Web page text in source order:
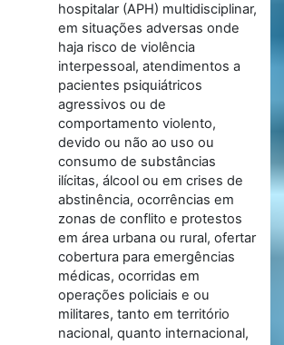
hospitalar (APH) multidisciplinar,
em situações adversas onde
haja risco de violência
interpessoal, atendimentos a
pacientes psiquiátricos
agressivos ou de
comportamento violento,
devido ou não ao uso ou
consumo de substâncias
ilícitas, álcool ou em crises de
abstinência, ocorrências em
zonas de conflito e protestos
em área urbana ou rural, ofertar
cobertura para emergências
médicas, ocorridas em
operações policiais e ou
militares, tanto em território
nacional, quanto internacional,